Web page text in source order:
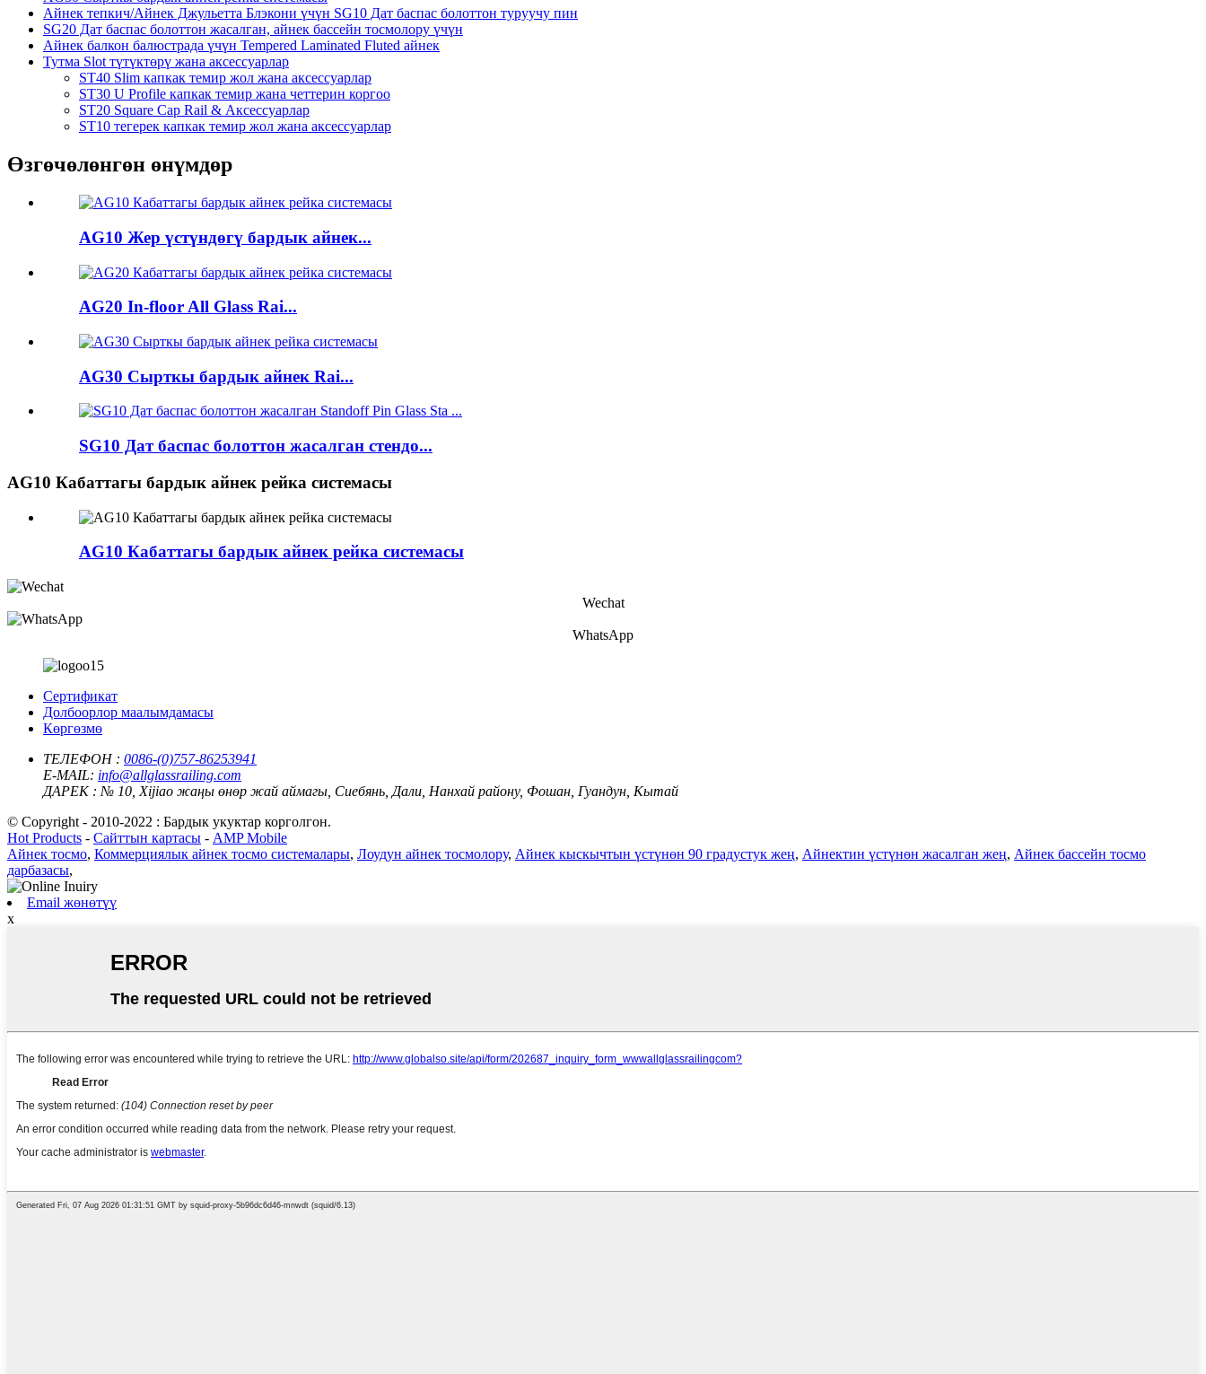
Айнек тепкич/Айнек Джульетта Блэкони үчүн SG10 Дат баспас болоттон туруучу пин
SG20 Дат баспас болоттон жасалган, айнек бассейн тосмолору үчүн
Айнек балкон балюстрада үчүн Tempered Laminated Fluted айнек
Тутма Slot түтүктөрү жана аксессуарлар
ST40 Slim капкак темир жол жана аксессуарлар
ST30 U Profile капкак темир жана четтерин коргоо
ST20 Square Cap Rail & Аксессуарлар
ST10 тегерек капкак темир жол жана аксессуарлар
Өзгөчөлөнгөн өнүмдөр
AG10 Жер үстүндөгү бардык айнек...
AG20 In-floor All Glass Rai...
AG30 Сырткы бардык айнек Rai...
SG10 Дат баспас болоттон жасалган стендо...
AG10 Кабаттагы бардык айнек рейка системасы
AG10 Кабаттагы бардык айнек рейка системасы
Wechat
WhatsApp
Сертификат
Долбоорлор маалымдамасы
Көргөзмө
ТЕЛЕФОН : 0086-(0)757-86253941
E-MAIL: info@allglassrailing.com
ДАРЕК : № 10, Xijiao жаңы өнөр жай аймагы, Сиебянь, Дали, Нанхай району, Фошан, Гуандун, Кытай
© Copyright - 2010-2022 : Бардык укуктар корголгон.
Hot Products - Сайттын картасы - AMP Mobile
Айнек тосмо, Коммерциялык айнек тосмо системалары, Лоудун айнек тосмолору, Айнек кыскычтын үстүнөн 90 градустук жең, Айнектин үстүнөн жасалган жең, Айнек бассейн тосмо
дарбазасы,
Email жөнөтүү
x